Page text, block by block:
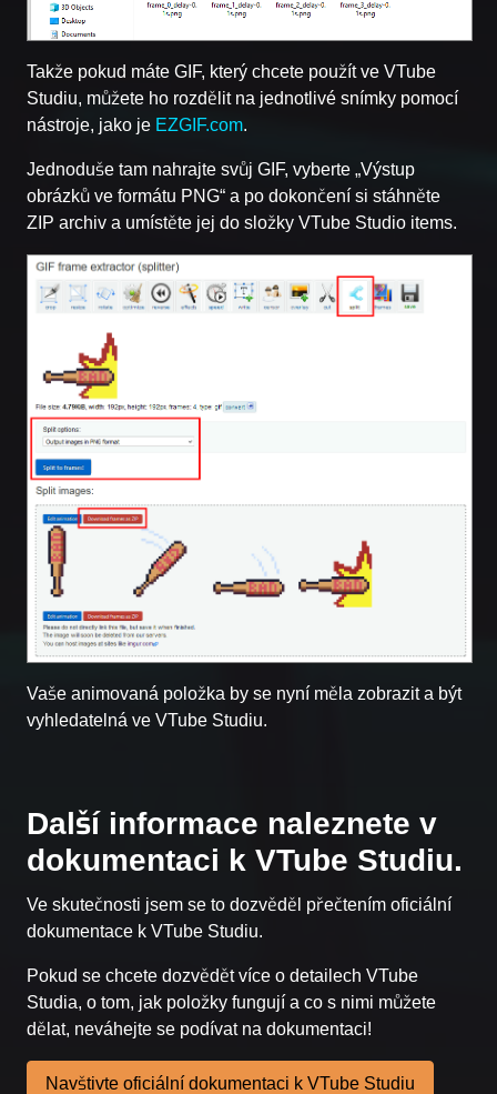
Takže pokud máte GIF, který chcete použít ve VTube
Studiu, můžete ho rozdělit na jednotlivé snímky pomocí
nástroje, jako je EZGIF.com.
Jednoduše tam nahrajte svůj GIF, vyberte „Výstup
obrázků ve formátu PNG“ a po dokončení si stáhněte
ZIP archiv a umístěte jej do složky VTube Studio items.
Vaše animovaná položka by se nyní měla zobrazit a být
vyhledatelná ve VTube Studiu.
Další informace naleznete v
dokumentaci k VTube Studiu.
Ve skutečnosti jsem se to dozvěděl přečtením oficiální
dokumentace k VTube Studiu.
Pokud se chcete dozvědět více o detailech VTube
Studia, o tom, jak položky fungují a co s nimi můžete
dělat, neváhejte se podívat na dokumentaci!
Navštivte oficiální dokumentaci k VTube Studiu